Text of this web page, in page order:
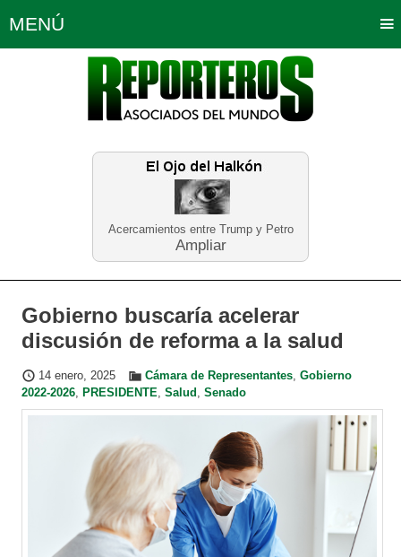
Acercamientos entre Trump y Petro
Ampliar
MENÚ
Política Opinión Bogotá
Planeta Tierra Deportes
Educación Neira
Gobierno buscaría acelerar
discusión de reforma a la salud
14 enero, 2025 Cámara de Representantes, Gobierno
2022-2026, PRESIDENTE, Salud , Senado